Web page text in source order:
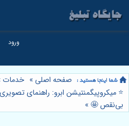
صفحه اصلی » خدمات
⭐️ میکروپیگمنتیشن ابرو: راهنمای
بی‌نقص 🤩 »